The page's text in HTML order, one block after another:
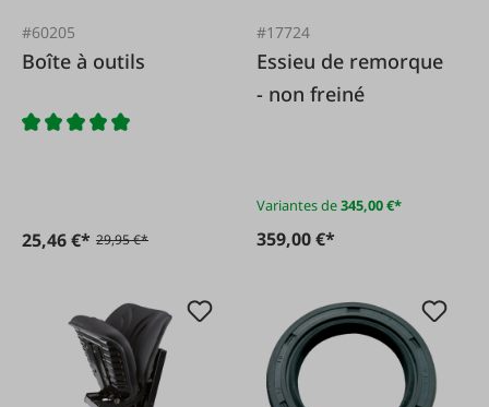
#60205
Boîte à outils
25,46 €* 29,95 €*
#17724
Essieu de remorque
- non freiné
Variantes de345,00 €*
359,00 €*